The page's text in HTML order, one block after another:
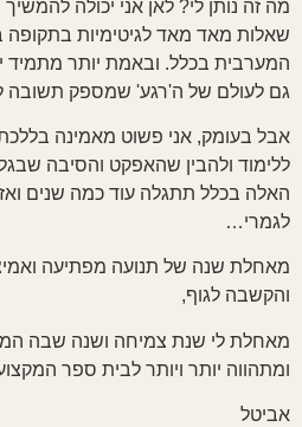
מה זה נותן לי? לאן אני יכולה
שאלות מאד מאד לגיטימיות בתקופה
המערבית בכלל. ובאמת יותר מתמיד
גם לעולם של ה'רגע' שמספק תשובה
אבל בעומק, אני פשוט מאמינה
ללימוד ולהבין שהאפקט והסיבה
האלה בכלל תתגלה עוד כמה שנים ואז
לגמרי…
מאחלת שנה של תנועה מפתיעה
והקשבה לגוף,
מאחלת לי שנת צמיחה ושנה שבה
ומתהווה יותר ויותר לבית ספר
אביטל